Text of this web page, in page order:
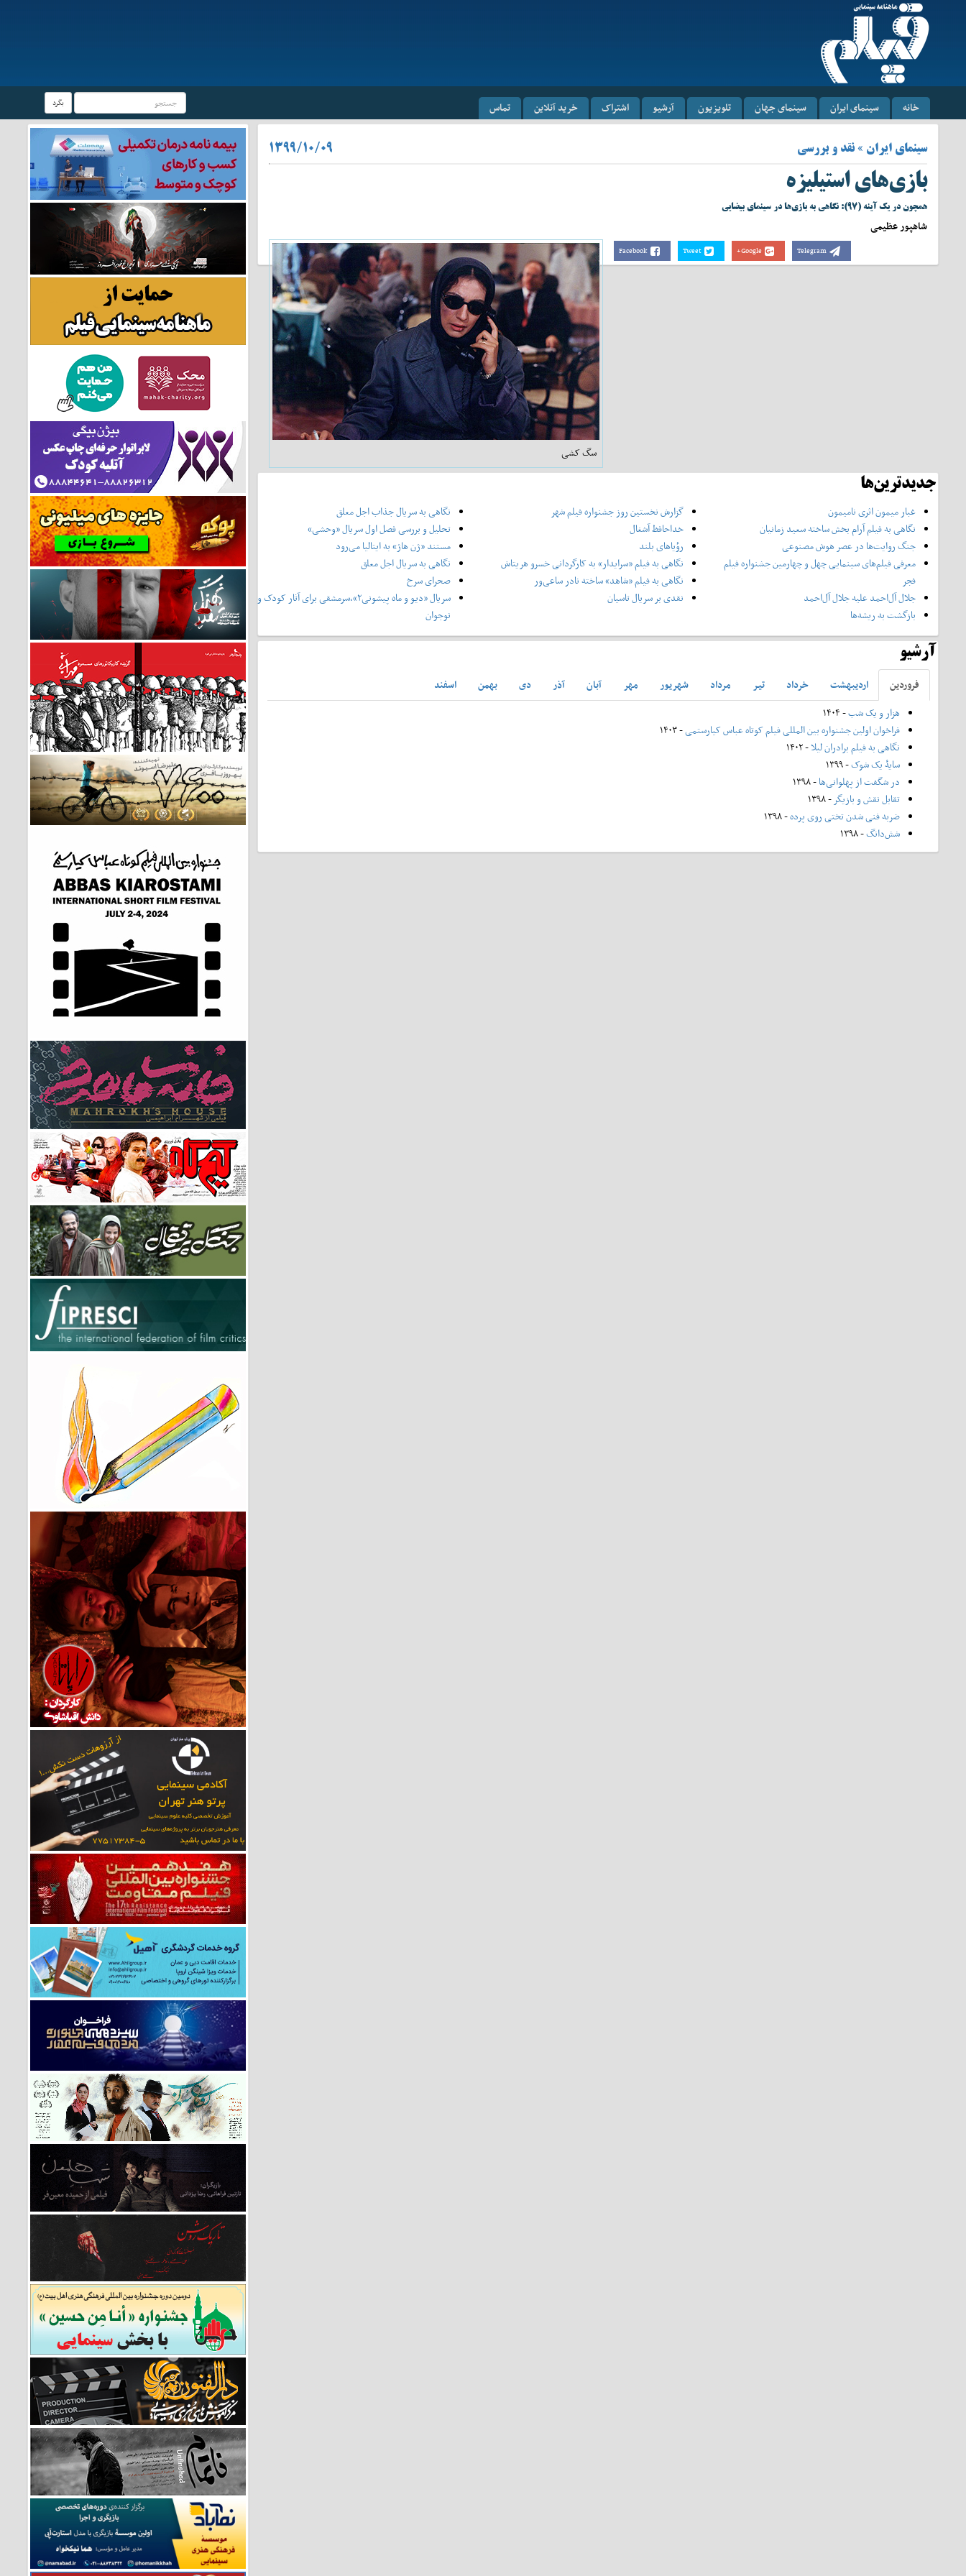
خانه سینمای ایران سینمای جهان تلویزیون آرشیو اشتراک خرید آنلاین تماس بگرد
سینمای ایران » نقد و بررسی ۱۳۹۹/۱۰/۰۹
بازی‌های استیلیزه‌
همچون در یک آینه (۹۷): نگاهی به بازی‌ها در سینمای بیضایی
شاهپور عظیمی
سگ کشی
Facebook Tweet Google+ Telegram
جدیدترین‌ها
غبار میمون اثری نامیمون
نگاهی به فیلم آرام بخش ساخته سعید زمانیان
جنگ روایت‌ها در عصر هوش مصنوعی
معرفی فیلم‌های سینمایی چهل‌ و چهارمین جشنواره فیلم
فجر
جلال آل‌احمد علیه جلال آل‌‌احمد
بازگشت به ریشه‌ها
گزارش نخستین روز جشنواره فیلم شهر
خداحافظ آشغال
رؤیاهای بلند
نگاهی به فیلم «سرایدار» به کارگردانی خسرو هریتاش
نگاهی به فیلم «شاهد» ساخته نادر ساعی‌ور
نقدی بر سریال تاسیان
نگاهی به سریال جذاب اجل معلق
تحلیل و بررسی فصل اول سریال «وحشی»
مستند «ژن هاژ» به ایتالیا می‌رود
نگاهی به سریال اجل معلق
صحرای سرخ
سریال «دیو و ماه پیشونی۲»،سرمشقی برای آثار کودک و
نوجوان
آرشیو
فروردين ارديبهشت خرداد تير مرداد شهريور مهر آبان آذر دی بهمن
اسفند
هزار و یک شب- ۱۴۰۴
فراخوان اولین جشنواره بین المللی فیلم کوتاه عباس کیارستمی- ۱۴۰۳
نگاهی به فیلم برادران لیلا- ۱۴۰۲
سایۀ یک شوک- ۱۳۹۹
در شگفت از پهلوانی‌ها- ۱۳۹۸
تقابل نقش و بازیگر - ۱۳۹۸
ضربه فنی شدن تختی روی پرده- ۱۳۹۸
شش‌دانگ- ۱۳۹۸